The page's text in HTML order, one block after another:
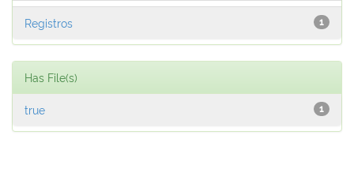
1
Registros
Has File(s)
1
true